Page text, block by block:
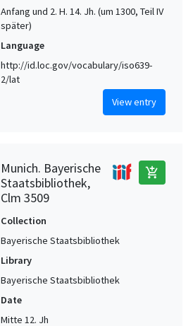
Anfang und 2. H. 14. Jh. (um 1300, Teil IV
später)
Language
http://id.loc.gov/vocabulary/iso639-
2/lat
View entry
Munich. Bayerische
Staatsbibliothek,
Clm 3509
add_shopping_cart
Collection
Bayerische Staatsbibliothek
Library
Bayerische Staatsbibliothek
Date
Mitte 12. Jh